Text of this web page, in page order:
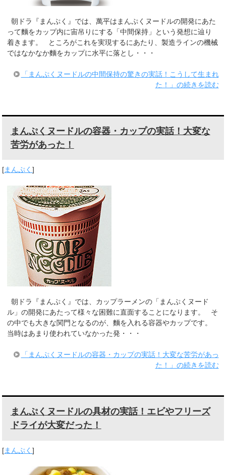
朝ドラ『まんぷく』では、萬平はまんぷくヌードルの開発にあた
って麵をカップ内に宙吊りにする「中間保持」という発想に辿り
着きます。 ところがこれを実現するにあたり、製造ラインの機械
ではなかなか麵をカップに水平に落とし・・・
「まんぷくヌードルの中間保持の驚きの実話！こうして生まれ
た！」の続きを読む
まんぷくヌードルの容器・カップの実話！大変な
苦労があった！
[まんぷく]
朝ドラ『まんぷく』では、カップラーメンの「まんぷくヌード
ル」の開発にあたって様々な困難に直面することになります。 そ
の中でも大きな関門となるのが、麵を入れる容器やカップです。
当時はあまり使われていなかった発・・・
「まんぷくヌードルの容器・カップの実話！大変な苦労があっ
た！」の続きを読む
まんぷくヌードルの具材の実話！エビやフリーズ
ドライが大変だった！
[まんぷく]